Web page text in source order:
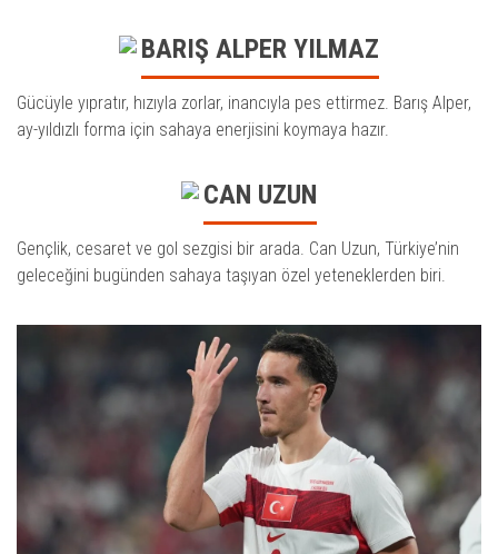
BARIŞ ALPER YILMAZ
Gücüyle yıpratır, hızıyla zorlar, inancıyla pes ettirmez. Barış Alper,
ay-yıldızlı forma için sahaya enerjisini koymaya hazır.
CAN UZUN
Gençlik, cesaret ve gol sezgisi bir arada. Can Uzun, Türkiye’nin
geleceğini bugünden sahaya taşıyan özel yeteneklerden biri.